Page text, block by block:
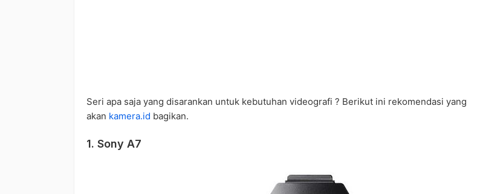
Seri apa saja yang disarankan untuk kebutuhan videografi ? Berikut ini rekomendasi yang
akan kamera.id bagikan.
1. Sony A7